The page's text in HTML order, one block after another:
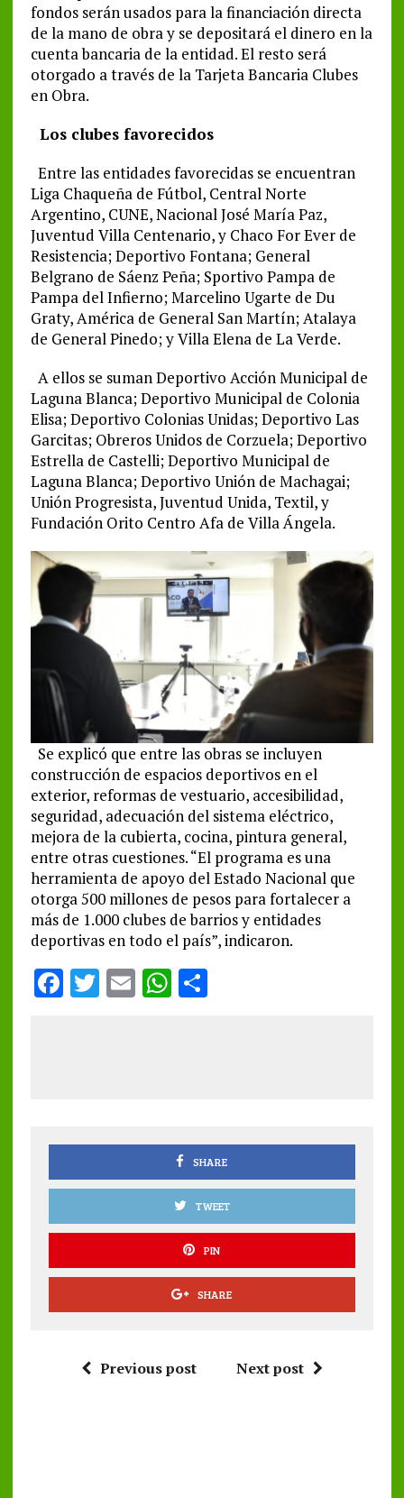
fondos serán usados para la financiación directa
de la mano de obra y se depositará el dinero en la
cuenta bancaria de la entidad. El resto será
otorgado a través de la Tarjeta Bancaria Clubes
en Obra.
Los clubes favorecidos
Entre las entidades favorecidas se encuentran
Liga Chaqueña de Fútbol, Central Norte
Argentino, CUNE, Nacional José María Paz,
Juventud Villa Centenario, y Chaco For Ever de
Resistencia; Deportivo Fontana; General
Belgrano de Sáenz Peña; Sportivo Pampa de
Pampa del Infierno; Marcelino Ugarte de Du
Graty, América de General San Martín; Atalaya
de General Pinedo; y Villa Elena de La Verde.
A ellos se suman Deportivo Acción Municipal de
Laguna Blanca; Deportivo Municipal de Colonia
Elisa; Deportivo Colonias Unidas; Deportivo Las
Garcitas; Obreros Unidos de Corzuela; Deportivo
Estrella de Castelli; Deportivo Municipal de
Laguna Blanca; Deportivo Unión de Machagai;
Unión Progresista, Juventud Unida, Textil, y
Fundación Orito Centro Afa de Villa Ángela.
Se explicó que entre las obras se incluyen
construcción de espacios deportivos en el
exterior, reformas de vestuario, accesibilidad,
seguridad, adecuación del sistema eléctrico,
mejora de la cubierta, cocina, pintura general,
entre otras cuestiones. “El programa es una
herramienta de apoyo del Estado Nacional que
otorga 500 millones de pesos para fortalecer a
más de 1.000 clubes de barrios y entidades
deportivas en todo el país”, indicaron.
F
k
T E W
p
S
SHARE
TWEET
PIN
SHARE
Previous post Next post